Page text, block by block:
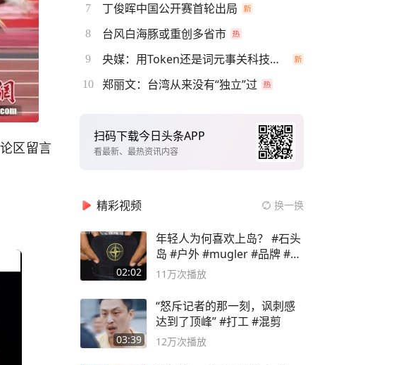
区留言
7 丁俊晖中国公开赛首轮出局
8 台风白海豚或重创多省市
9 央媒：用Token还是词元事关科技话语权
10 郑丽文：台湾从来没有“独立”过
扫码下载今日头条APP
看最新、最热资讯内容
精彩视频 换一换
02:02
年轻人为何喜欢上岛？ #石头
岛 #户外 #mugler #品牌 #足
球流氓
11万次播放
03:39
“怒斥记者的那一刻，讽刺感
达到了顶峰” #打工 #混剪
12万次播放